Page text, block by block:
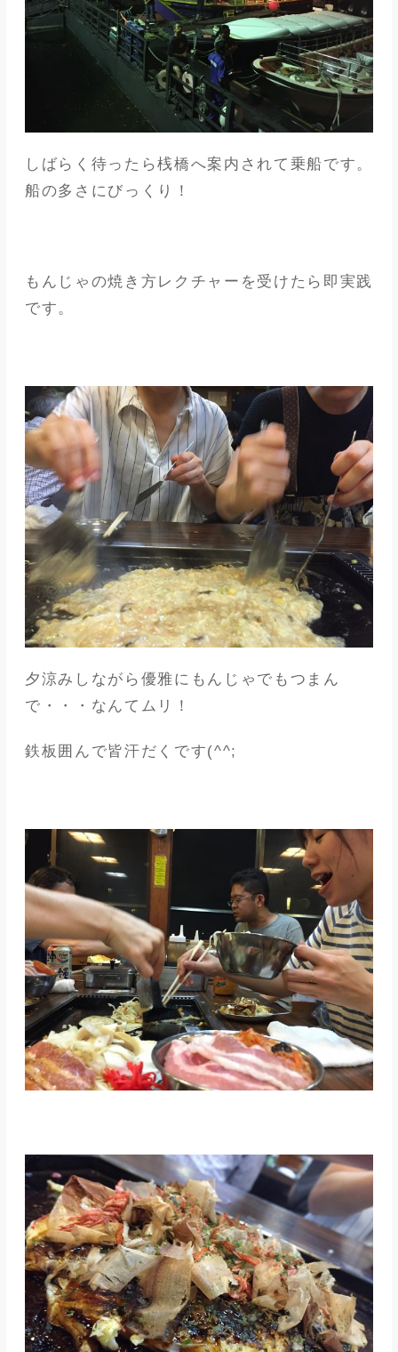
しばらく待ったら桟橋へ案内されて乗船です。
船の多さにびっくり！
もんじゃの焼き方レクチャーを受けたら即実践
です。
夕涼みしながら優雅にもんじゃでもつまん
で・・・なんてムリ！
鉄板囲んで皆汗だくです(^^;